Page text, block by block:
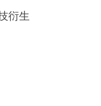
衍生